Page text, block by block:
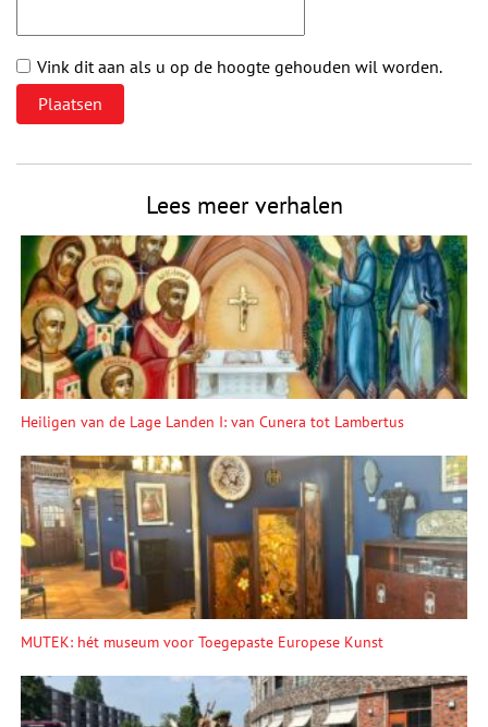
Vink dit aan als u op de hoogte gehouden wil worden.
Lees meer verhalen
Heiligen van de Lage Landen I: van Cunera tot Lambertus
MUTEK: hét museum voor Toegepaste Europese Kunst